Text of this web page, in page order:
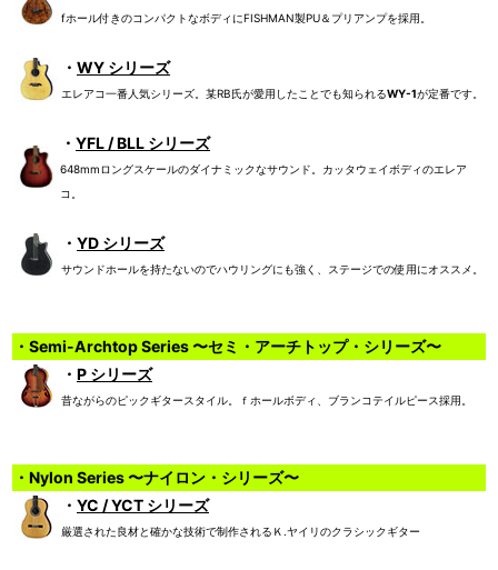
fホール付きのコンパクトなボディにFISHMAN製PU＆プリアンプを採用。
・ WY シリーズ
エレアコ一番人気シリーズ。某RB氏が愛用したことでも知られるWY-1が定番です。
・ YFL / BLL シリーズ
648mmロングスケールのダイナミックなサウンド。カッタウェイボディのエレア
コ。
・ YD シリーズ
サウンドホールを持たないのでハウリングにも強く、ステージでの使用にオススメ。
・Semi-Archtop Series 〜セミ・アーチトップ・シリーズ〜
・ P シリーズ
昔ながらのピックギタースタイル。ｆホールボディ、ブランコテイルピース採用。
・Nylon Series 〜ナイロン・シリーズ〜
・ YC / YCT シリーズ
厳選された良材と確かな技術で制作されるＫ.ヤイリのクラシックギター